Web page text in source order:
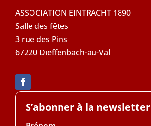
ASSOCIATION EINTRACHT 1890
Salle des fêtes
3 rue des Pins
67220 Dieffenbach-au-Val
S’abonner à la newsletter